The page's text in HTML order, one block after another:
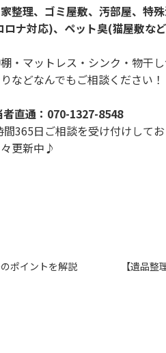
整理、ゴミ屋敷、汚部屋、特
ナ対応)、ペット臭(猫屋敷な
・マットレス・シンク・物干
などなんでもご相談ください！
直通： 070-1327-8548
365日ご相談を受け付けして
更新中♪
ポイントを解説 【遺品